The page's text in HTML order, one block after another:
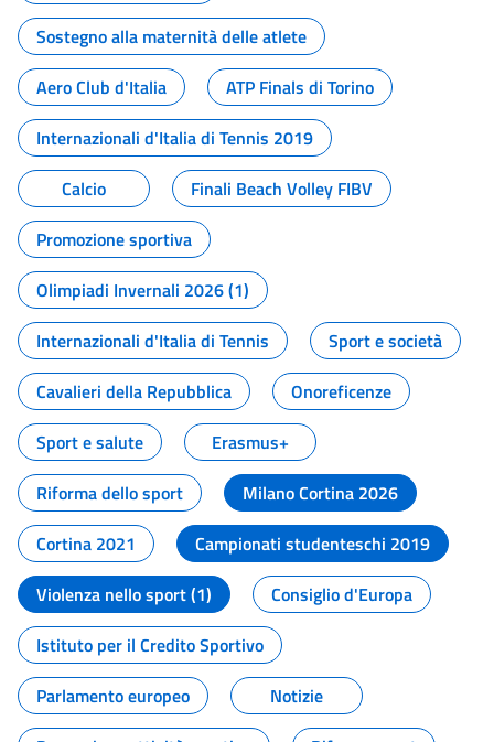
Sostegno alla maternità delle atlete
Aero Club d'Italia
ATP Finals di Torino
Internazionali d'Italia di Tennis 2019
Calcio
Finali Beach Volley FIBV
Promozione sportiva
Olimpiadi Invernali 2026 (1)
Internazionali d'Italia di Tennis
Sport e società
Cavalieri della Repubblica
Onoreficenze
Sport e salute
Erasmus+
Riforma dello sport
Milano Cortina 2026
Cortina 2021
Campionati studenteschi 2019
Violenza nello sport (1)
Consiglio d'Europa
Istituto per il Credito Sportivo
Parlamento europeo
Notizie